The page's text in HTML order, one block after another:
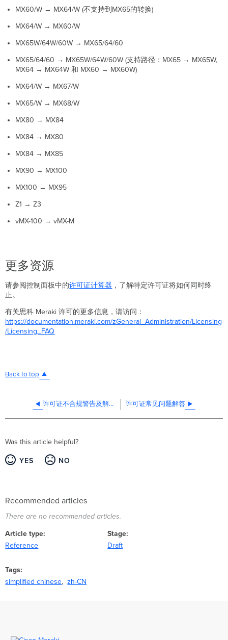
MX60/W → MX64/W (不支持到MX65的转换)
MX64/W → MX60/W
MX65W/64W/60W → MX65/64/60
MX65/64/60 → MX65W/64W/60W (支持路径：MX65 → MX65W,
MX64 → MX64W 和 MX60 → MX60W)
MX64/W → MX67/W
MX65/W → MX68/W
MX80 → MX84
MX84 → MX80
MX84 → MX85
MX90 → MX100
MX100 → MX95
Z1 → Z3
vMX-100 → vMX-M
更多资源
请参阅控制面板中的许可证计算器 ，了解特定许可证将如何同时终
止。
有关思科 Meraki 许可的更多信息，请访问：
https://documentation.meraki.com/zGeneral_Administration/Licensing
/Licensing_FAQ
Back to top
许可证不合规警告及解决方案 许可证常见问题解答
Was this article helpful?
YES NO
Recommended articles
There are no recommended articles.
Article type
Reference
Stage
Draft
Tags
simplified chinese
zh-CN